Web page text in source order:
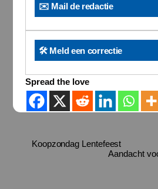
✉️ Mail de redactie
🛠️ Meld een correctie
Spread the love
Koopzondag Lentefeest
Aandacht